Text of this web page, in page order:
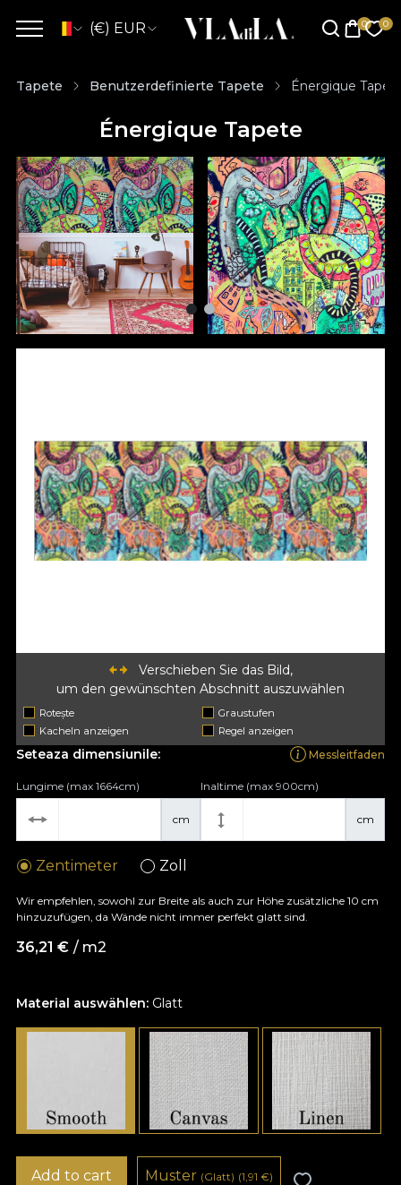
(€) EUR
Tapete Benutzerdefinierte Tapete Énergique
Énergique Tapete
Verschieben Sie das Bild,
um den gewünschten Abschnitt auszuwählen
Rotește
Graustufen
Kacheln anzeigen
Regel anzeigen
Material auswählen: Glatt
Seteaza dimensiunile: Messleitfaden
cm
Lungime (max 1664cm)
cm
Inaltime (max 900cm)
Zentimeter Zoll
Wir empfehlen, sowohl zur Breite als auch zur Höhe zusätzliche 10 cm
hinzuzufügen, da Wände nicht immer perfekt glatt sind.
36,21 € / m2
Add to cart Muster (Glatt) (1,91 €)